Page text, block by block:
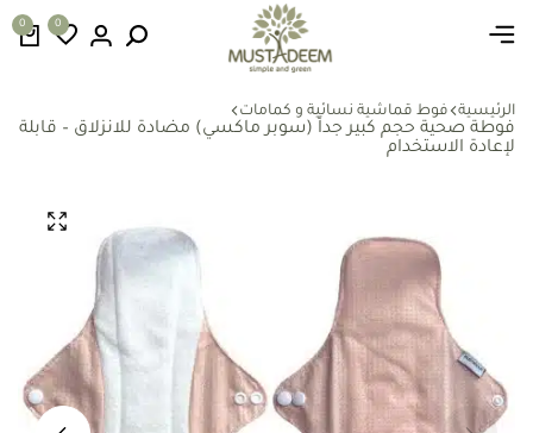
0
0
الرئيسية فوط قماشية نسائية و كمامات
فوطة صحية حجم كبير جداً (سوبر ماكسي) مضادة للانزلاق – قابلة
لإعادة الاستخدام